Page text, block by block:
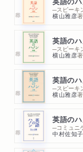
（もう一度初め
Unit 13 I want to
（新しくて珍しい
Unit 14 I don’t
（オンラインゲー
Unit 15 Now I’m
（脚本を書き終え
─スピーキ
横山雅彦著
英語の
─スピーキ
横山雅彦著
英語の
─スピーキ
横山雅彦著
英語の
─コミュニ
中村佐知子